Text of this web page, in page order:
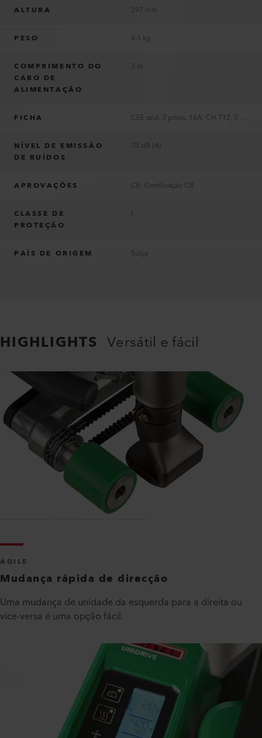
ALTURA 297 mm
PESO 4.5 kg
COMPRIMENTO DO
CABO DE
ALIMENTAÇÃO
3 m
FICHA
NÍVEL DE EMISSÃO
DE RUÍDOS
70 dB (A)
APROVAÇÕES CE; Certificação CB
CLASSE DE
PROTEÇÃO
I
PAÍS DE ORIGEM Suíça
HIGHLIGHTS Versátil e fácil
AGILE
Mudança rápida de direcção
Uma mudança de unidade da esquerda para a direita ou
vice-versa é uma opção fácil.